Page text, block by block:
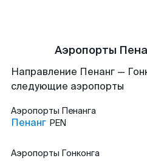
Аэропорты
Направление Пенанг —
следующие аэропорты
Аэропорты Пенанга
Пенанг PEN
Аэропорты Гонконга